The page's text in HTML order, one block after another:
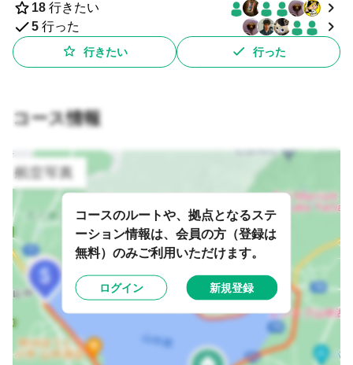
18 行きたい
5 行った
行きたい 行った
コース情報
コースのルートや、拠点となるステ
ーション情報は、会員の方（登録は
無料）のみご利用いただけます。
ログイン 新規登録